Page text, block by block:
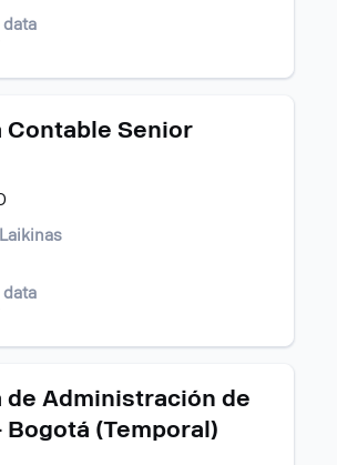
pareigybės
data
Contable Senior
data
de Administración de
Bogotá (Temporal)